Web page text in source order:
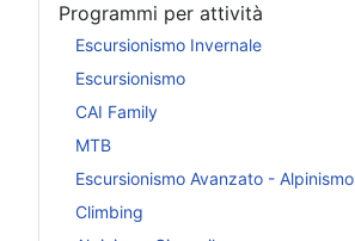
Programmi per attività
Escursionismo Invernale
Escursionismo
CAI Family
MTB
Escursionismo Avanzato - Alpinismo
Climbing